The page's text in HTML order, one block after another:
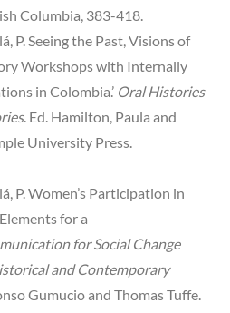
Columbia, 383-418.
P. Seeing the Past, Visions of
Workshops with Internally
in Colombia.’ Oral Histories
. Ed. Hamilton, Paula and
University Press.
P. Women’s Participation in
for a
for Social Change
and Contemporary
Gumucio and Thomas Tuffe.